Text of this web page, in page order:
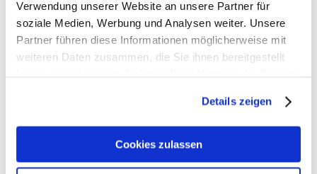
Verwendung unserer Website an unsere Partner für
soziale Medien, Werbung und Analysen weiter. Unsere
Partner führen diese Informationen möglicherweise mit
weiteren Daten zusammen, die Sie ihnen bereitgestellt
Details zeigen
Cookies zulassen
Diebstahl und Beschädigung
> Garantiedauer: Gesetzliche Gewährleistungsfrist von
2 Jahren
umweltschädlichen PFAS, sondern eine
> bluesign®-Produkt: Produkte mit dem bluesign®-
Label erfüllen strenge Sicherheits- und